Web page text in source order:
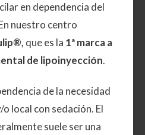
en dependencia del
nuestro centro
que es la 1ª marca a
de lipoinyección.
de la necesidad
local con sedación. El
suele ser una